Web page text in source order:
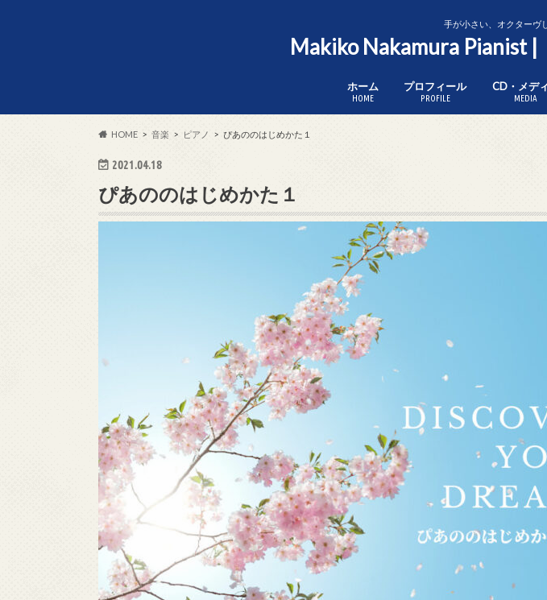
手が小さい、オクターヴ
Makiko Nakamura
ホーム
HOME
プロフィール
PROFILE
CD・メデ
MEDIA
HOME 音楽 ピアノ ぴあののはじめかた１
2021.04.18
ぴあののはじめかた１